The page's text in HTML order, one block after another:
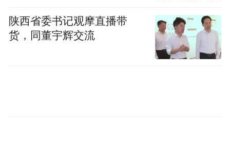
△刘某元躲藏居住的桥洞
4月9日上午11时，在赣州当地警方的大力支
陕西省委书记观摩直播带
货，同董宇辉交流